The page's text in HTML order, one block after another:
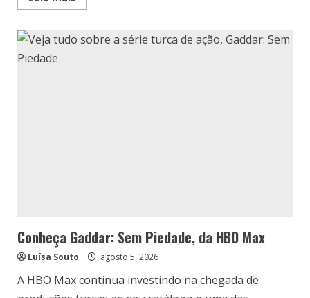
more
melhores
filmes
Conheça Gaddar: Sem Piedade, da HBO Max
Luísa Souto agosto 5, 2026
A HBO Max continua investindo na chegada de